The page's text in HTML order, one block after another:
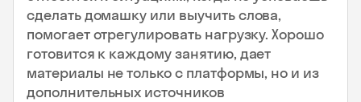
сделать домашку или выучить слова,
помогает отрегулировать нагрузку. Хорошо
готовится к каждому занятию, дает
материалы не только с платформы, но и из
дополнительных источников